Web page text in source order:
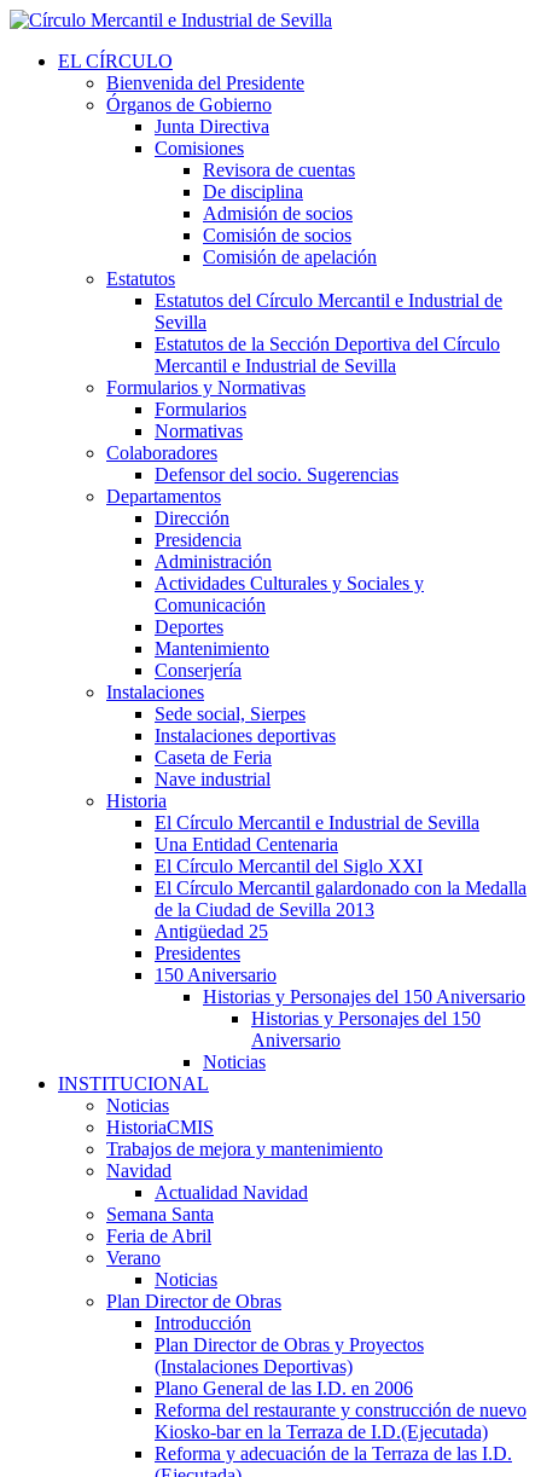
EL CÍRCULO
Bienvenida del Presidente
Órganos de Gobierno
Junta Directiva
Comisiones
Revisora de cuentas
De disciplina
Admisión de socios
Comisión de socios
Comisión de apelación
Estatutos
Estatutos del Círculo Mercantil e Industrial de
Sevilla
Estatutos de la Sección Deportiva del Círculo
Mercantil e Industrial de Sevilla
Formularios y Normativas
Formularios
Normativas
Colaboradores
Defensor del socio. Sugerencias
Departamentos
Dirección
Presidencia
Administración
Actividades Culturales y Sociales y
Comunicación
Deportes
Mantenimiento
Conserjería
Instalaciones
Sede social, Sierpes
Instalaciones deportivas
Caseta de Feria
Nave industrial
Historia
El Círculo Mercantil e Industrial de Sevilla
Una Entidad Centenaria
El Círculo Mercantil del Siglo XXI
El Círculo Mercantil galardonado con la Medalla
de la Ciudad de Sevilla 2013
Antigüedad 25
Presidentes
150 Aniversario
Historias y Personajes del 150 Aniversario
Historias y Personajes del 150
Aniversario
Noticias
INSTITUCIONAL
Noticias
HistoriaCMIS
Trabajos de mejora y mantenimiento
Navidad
Actualidad Navidad
Semana Santa
Feria de Abril
Verano
Noticias
Plan Director de Obras
Introducción
Plan Director de Obras y Proyectos
(Instalaciones Deportivas)
Plano General de las I.D. en 2006
Reforma del restaurante y construcción de nuevo
Kiosko-bar en la Terraza de I.D.(Ejecutada)
Reforma y adecuación de la Terraza de las I.D.